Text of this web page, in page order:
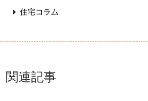
住宅コラム
関連記事